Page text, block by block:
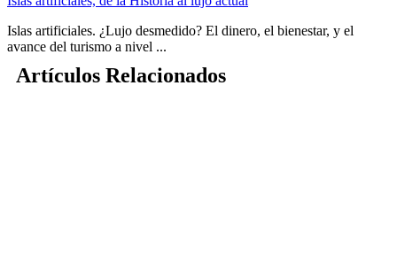
Islas artificiales. ¿Lujo desmedido? El dinero, el bienestar, y el
avance del turismo a nivel ...
Artículos Relacionados